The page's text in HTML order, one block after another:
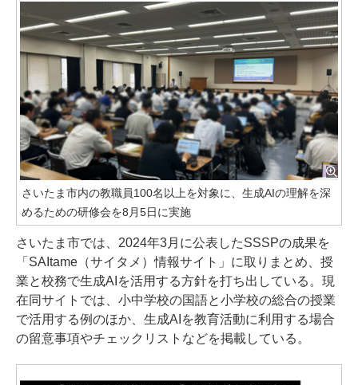
さいたま市内の教職員100名以上を対象に、生成AIの理解を深
めるための研修会を8月5日に実施
さいたま市では、2024年3月に公表したSSSPの成果を
「SAItame（サイタメ）情報サイト」に取りまとめ、授
業と校務で生成AIを活用する方針を打ち出している。現
在同サイトでは、小中学校の国語と小学校の総合の授業
で活用する例のほか、生成AIを教育活動に利用する場合
の留意事項やチェックリストなどを掲載している。